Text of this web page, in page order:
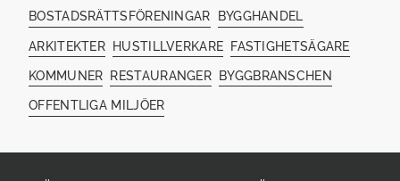
BOSTADSRÄTTSFÖRENINGAR BYGGHANDEL
ARKITEKTER HUSTILLVERKARE FASTIGHETSÄGARE
KOMMUNER RESTAURANGER BYGGBRANSCHEN
OFFENTLIGA MILJÖER